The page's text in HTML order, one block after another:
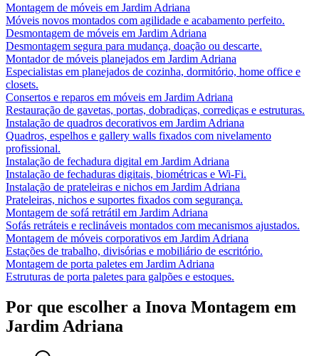
Montagem de móveis em Jardim Adriana
Móveis novos montados com agilidade e acabamento perfeito.
Desmontagem de móveis em Jardim Adriana
Desmontagem segura para mudança, doação ou descarte.
Montador de móveis planejados em Jardim Adriana
Especialistas em planejados de cozinha, dormitório, home office e
closets.
Consertos e reparos em móveis em Jardim Adriana
Restauração de gavetas, portas, dobradiças, corrediças e estruturas.
Instalação de quadros decorativos em Jardim Adriana
Quadros, espelhos e gallery walls fixados com nivelamento
profissional.
Instalação de fechadura digital em Jardim Adriana
Instalação de fechaduras digitais, biométricas e Wi-Fi.
Instalação de prateleiras e nichos em Jardim Adriana
Prateleiras, nichos e suportes fixados com segurança.
Montagem de sofá retrátil em Jardim Adriana
Sofás retráteis e reclináveis montados com mecanismos ajustados.
Montagem de móveis corporativos em Jardim Adriana
Estações de trabalho, divisórias e mobiliário de escritório.
Montagem de porta paletes em Jardim Adriana
Estruturas de porta paletes para galpões e estoques.
Por que escolher a Inova Montagem em
Jardim Adriana